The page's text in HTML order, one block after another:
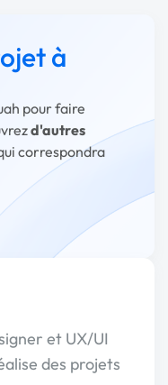
à
pour faire
d'autres
correspondra
et UX/UI
des projets